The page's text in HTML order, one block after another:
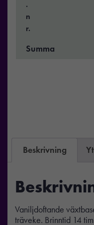
.
n
r.
Summa
Beskrivning
Vaniljdoftande
träveke. Brinntid 14